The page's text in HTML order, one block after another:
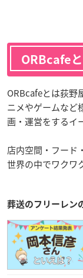
ORBcafe
ORBcafeとは荻野
ニメやゲームなど
画・運営をするイ
店内空間・フード
世界の中でワクワ
葬送のフリーレン